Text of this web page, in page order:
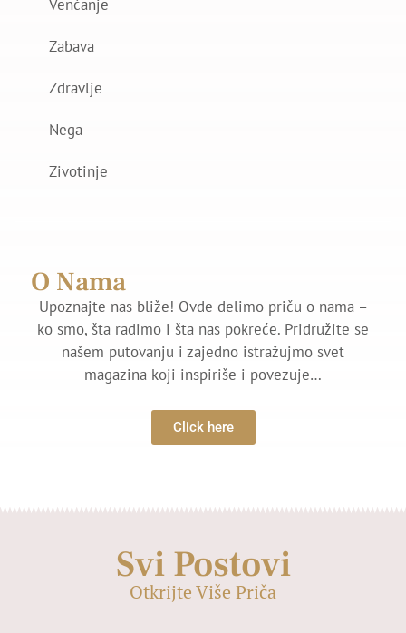
Venčanje
Zabava
Zdravlje
Nega
Zivotinje
O Nama
Upoznajte nas bliže! Ovde delimo priču o nama –
ko smo, šta radimo i šta nas pokreće. Pridružite se
našem putovanju i zajedno istražujmo svet
magazina koji inspiriše i povezuje…
Click here
Svi Postovi
Otkrijte Više Priča